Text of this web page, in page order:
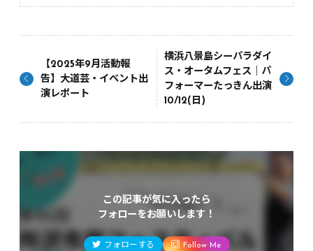
【2025年9月活動報
告】大道芸・イベント出
演レポート
横浜八景島シーパラダイ
ス・オータムフェス｜パ
フォーマーたっきん出演
10/12(日)
この記事が気に入ったら
フォローをお願いします！
フォローする Follow Me